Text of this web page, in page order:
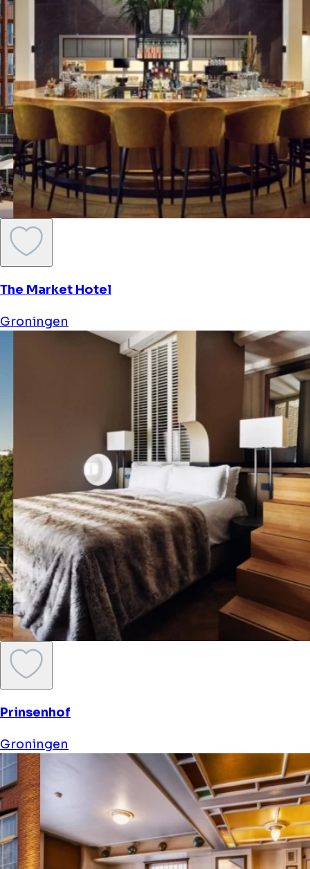
The Market Hotel
Groningen
Prinsenhof
Groningen